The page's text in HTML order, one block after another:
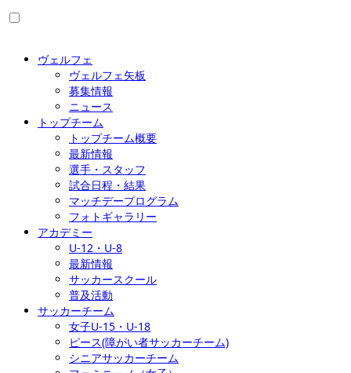
ヴェルフェ
ヴェルフェ矢板
募集情報
ニュース
トップチーム
トップチーム概要
最新情報
選手・スタッフ
試合日程・結果
マッチデープログラム
フォトギャラリー
アカデミー
U-12・U-8
最新情報
サッカースクール
普及活動
サッカーチーム
女子U-15・U-18
ピース(障がい者サッカーチーム)
シニアサッカーチーム